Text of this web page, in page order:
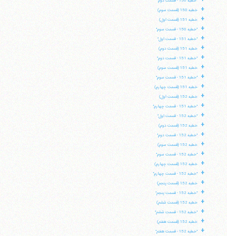
+ خطبه 150 (قسمت سوم)
+ خطبه 151 (قسمت اول)
+ "خطبه 150 - قسمت سوم"
+ "خطبه 151 - قسمت اول"
+ خطبه 151 (قسمت دوم)
+ "خطبه 151 - قسمت دوم"
+ خطبه 151 (قسمت سوم)
+ "خطبه 151 - قسمت سوم"
+ خطبه 151 (قسمت چهارم)
+ خطبه 152 (قسمت اول)
+ "خطبه 151 - قسمت چهارم"
+ "خطبه 152 - قسمت اول"
+ خطبه 152 (قسمت دوم)
+ "خطبه 152 - قسمت دوم"
+ خطبه 152 (قسمت سوم)
+ "خطبه 152 - قسمت سوم"
+ خطبه 152 (قسمت چهارم)
+ "خطبه 152 - قسمت چهارم"
+ خطبه 152 (قسمت پنجم)
+ "خطبه 152 - قسمت پنجم"
+ خطبه 152 (قسمت ششم)
+ "خطبه 152 - قسمت ششم"
+ خطبه 152 (قسمت هفتم)
+ "خطبه 152 - قسمت هفتم"